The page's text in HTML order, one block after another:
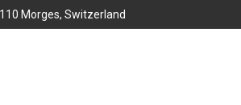
Morges, Switzerland